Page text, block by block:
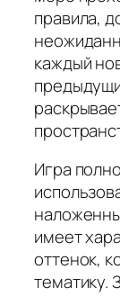
правила,
каждый
Игра
имеет
оттенок,
тематику.